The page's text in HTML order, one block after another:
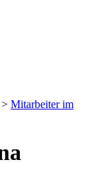
> Mitarbeiter im